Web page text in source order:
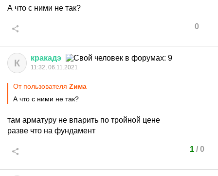
А что с ними не так?
0
К кракадэ
11:32, 06.11.2021
От пользователя Zима
А что с ними не так?
там арматуру не впарить по тройной цене
разве что на фундамент
1/ 0